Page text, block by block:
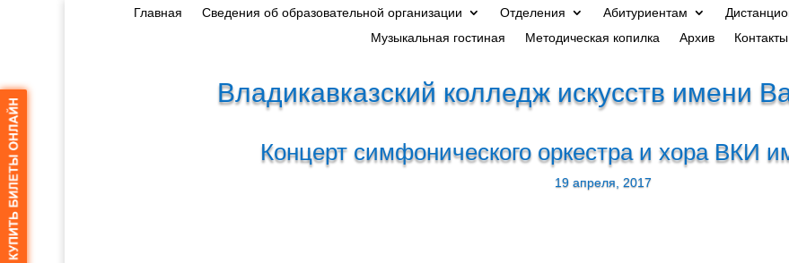
Главная Сведения об образовательной организации Отделения Абитуриентам
Музыкальная гостиная
Методическая копилка Архив Контакты
Владикавказский колледж искусств имени
Концерт симфонического оркестра и хора ВКИ
19 апреля, 2017